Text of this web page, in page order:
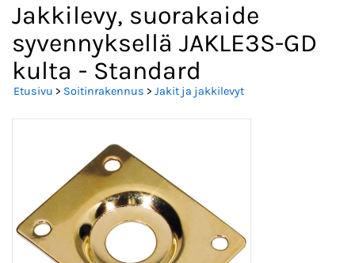
Jakkilevy, suorakaide
syvennyksellä JAKLE3S-GD
kulta - Standard
Etusivu > Soitinrakennus > Jakit ja jakkilevyt